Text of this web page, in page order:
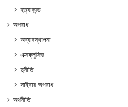
হত্যাকান্ড
অপরাধ
অব্যাবস্থাপনা
এক্সক্লুসিভ
দুর্নীতি
সাইবার অপরাধ
অর্থনীতি